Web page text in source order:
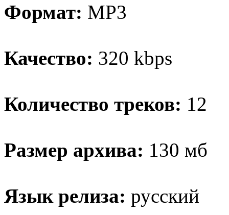
Формат: MP3
Качество: 320 kbps
Количество треков: 12
Размер архива: 130 мб
Язык релиза: русский